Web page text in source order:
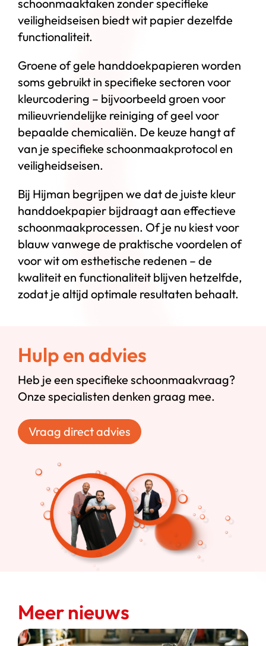
schoonmaaktaken zonder specifieke
veiligheidseisen biedt wit papier dezelfde
functionaliteit.
Groene of gele handdoekpapieren worden
soms gebruikt in specifieke sectoren voor
kleurcodering – bijvoorbeeld groen voor
milieuvriendelijke reiniging of geel voor
bepaalde chemicaliën. De keuze hangt af
van je specifieke schoonmaakprotocol en
veiligheidseisen.
Bij Hijman begrijpen we dat de juiste kleur
handdoekpapier bijdraagt aan effectieve
schoonmaakprocessen. Of je nu kiest voor
blauw vanwege de praktische voordelen of
voor wit om esthetische redenen – de
kwaliteit en functionaliteit blijven hetzelfde,
zodat je altijd optimale resultaten behaalt.
Hulp en advies
Heb je een specifieke schoonmaakvraag?
Onze specialisten denken graag mee.
Vraag direct advies
Meer nieuws